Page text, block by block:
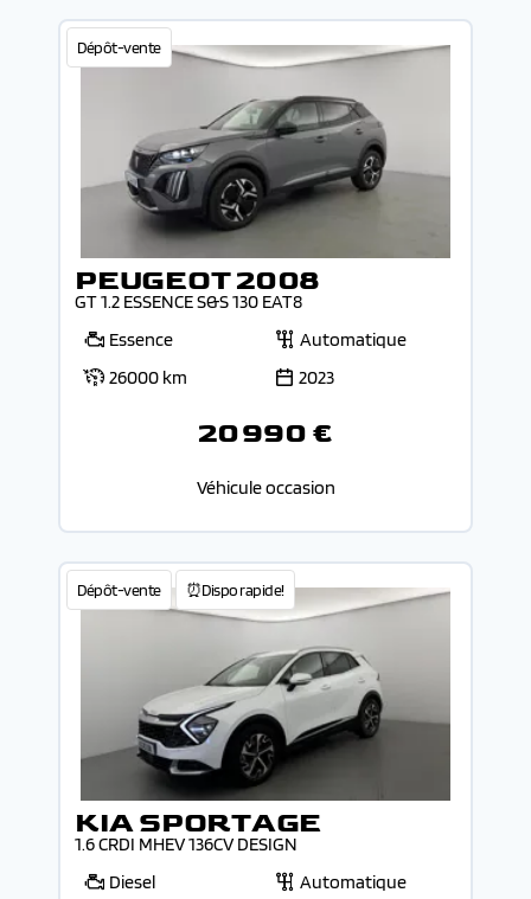
Dépôt-vente
PEUGEOT 2008
GT 1.2 ESSENCE S&S 130 EAT8
Essence
Automatique
26000 km
2023
20 990 €
Véhicule occasion
Dépôt-vente ⏰Dispo rapide!
KIA SPORTAGE
1.6 CRDI MHEV 136CV DESIGN
Diesel
Automatique